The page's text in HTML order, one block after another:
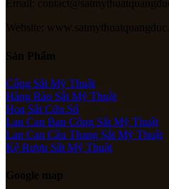
Email:
Website:
Sản Phẩm
Cổng Sắt Mỹ Thuật
Hàng Rào Sắt Mỹ Thuật
Hoa Sắt Cửa Sổ
Lan Can Ban Công Sắt Mỹ Thuật
Lan Can Cầu Thang Sắt Mỹ Thuật
Kệ Rượu Sắt Mỹ Thuật
Google map